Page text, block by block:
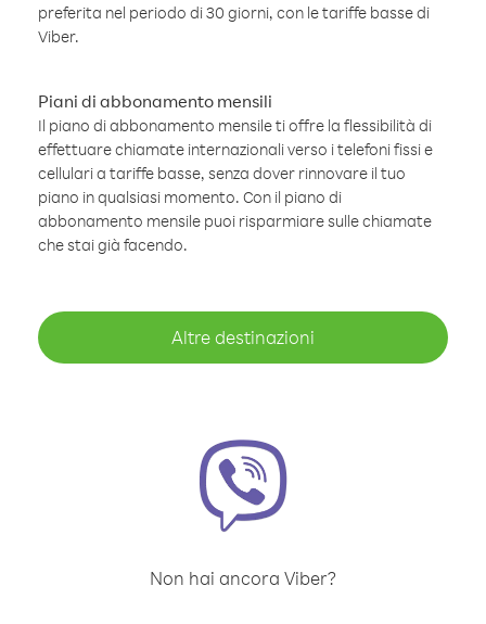
preferita nel periodo di 30 giorni, con le tariffe basse di
Viber.
Piani di abbonamento mensili
Il piano di abbonamento mensile ti offre la flessibilità di
effettuare chiamate internazionali verso i telefoni fissi e
cellulari a tariffe basse, senza dover rinnovare il tuo
piano in qualsiasi momento. Con il piano di
abbonamento mensile puoi risparmiare sulle chiamate
che stai già facendo.
Altre destinazioni
Non hai ancora Viber?